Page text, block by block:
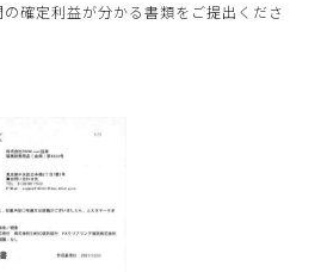
確定利益が分かる書類をご提出くださ